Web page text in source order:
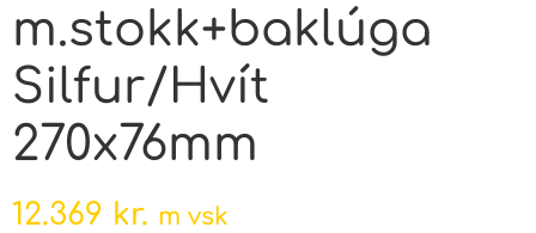
m.stokk+baklúga
Silfur/Hvít
270x76mm
12.369 kr. m vsk